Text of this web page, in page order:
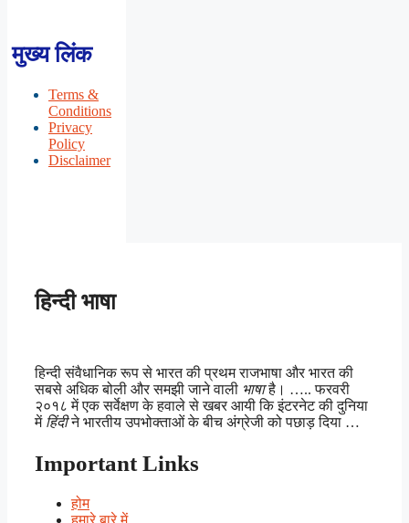
मुख्य लिंक
Terms &
Conditions
Privacy
Policy
Disclaimer
हिन्दी भाषा
हिन्दी संवैधानिक रूप से भारत की प्रथम राजभाषा और भारत की
सबसे अधिक बोली और समझी जाने वाली भाषाहै। ….. फरवरी
२०१८ में एक सर्वेक्षण के हवाले से खबर आयी कि इंटरनेट की दुनिया
में हिंदीने भारतीय उपभोक्ताओं के बीच अंग्रेजी को पछाड़ दिया …
Important Links
होम